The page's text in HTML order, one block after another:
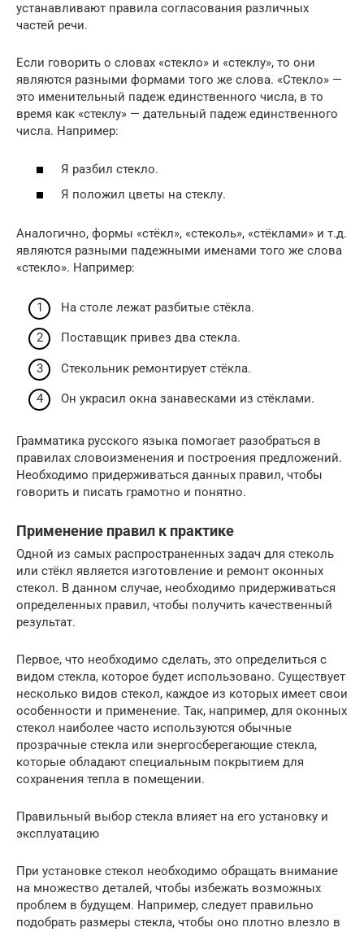
устанавливают правила согласования различных
частей речи.
Если говорить о словах «стекло» и «стеклу», то они
являются разными формами того же слова. «Стекло» —
это именительный падеж единственного числа, в то
время как «стеклу» — дательный падеж единственного
числа. Например:
Я разбил стекло.
Я положил цветы на стеклу.
Аналогично, формы «стёкл», «стеколь», «стёклами» и т.д.
являются разными падежными именами того же слова
«стекло». Например:
На столе лежат разбитые стёкла.
Поставщик привез два стекла.
Стекольник ремонтирует стёкла.
Он украсил окна занавесками из стёклами.
Грамматика русского языка помогает разобраться в
правилах словоизменения и построения предложений.
Необходимо придерживаться данных правил, чтобы
говорить и писать грамотно и понятно.
Применение правил к практике
Одной из самых распространенных задач для стеколь
или стёкл является изготовление и ремонт оконных
стекол. В данном случае, необходимо придерживаться
определенных правил, чтобы получить качественный
результат.
Первое, что необходимо сделать, это определиться с
видом стекла, которое будет использовано. Существует
несколько видов стекол, каждое из которых имеет свои
особенности и применение. Так, например, для оконных
стекол наиболее часто используются обычные
прозрачные стекла или энергосберегающие стекла,
которые обладают специальным покрытием для
сохранения тепла в помещении.
Правильный выбор стекла влияет на его установку и
эксплуатацию
При установке стекол необходимо обращать внимание
на множество деталей, чтобы избежать возможных
проблем в будущем. Например, следует правильно
подобрать размеры стекла, чтобы оно плотно влезло в